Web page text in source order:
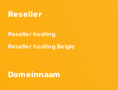
Reseller
Reseller hosting
Reseller hosting Belgie
Domeinnaam